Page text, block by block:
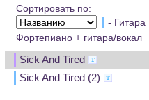
Сортировать по:
- Гитара
Фортепиано + гитара/вокал
Sick And Tired
Sick And Tired (2)